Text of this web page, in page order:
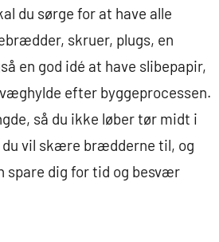
du sørge for at have alle
skruer, plugs, en
en god idé at have slibepapir,
efter byggeprocessen.
så du ikke løber tør midt i
du vil skære brædderne til, og
spare dig for tid og besvær